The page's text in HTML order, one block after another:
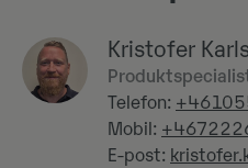
Kristofer
Telefon:
Mobil:
E-post: